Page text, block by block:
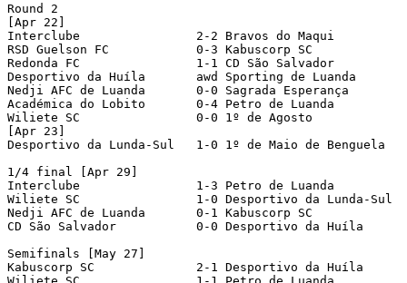
Round 2
[Apr 22]
Interclube		  2-2 Bravos do Maqui		[3-2 pen]
RSD Guelson FC		  0-3 Kabuscorp SC
Redonda FC		  1-1 CD São Salvador	 	[9-10 pen]
Desportivo da Huíla	  awd Sporting de Luanda	[3-0 awarded; Sporting Luanda dns]
Nedji AFC de Luanda	  0-0 Sagrada Esperança	  	[3-1 pen]
Académica do Lobito	  0-4 Petro de Luanda		[at Luanda]
Wiliete SC		  0-0 1º de Agosto		[4-3 pen]
[Apr 23]
Desportivo da Lunda-Sul   1-0 1º de Maio de Benguela	[at Dundo]
1/4 final [Apr 29]
Interclube		  1-3 Petro de Luanda
Wiliete SC		  1-0 Desportivo da Lunda-Sul
Nedji AFC de Luanda	  0-1 Kabuscorp SC
CD São Salvador	 	  0-0 Desportivo da Huíla	[1-3 pen]
Semifinals [May 27]
Kabuscorp SC	  	  2-1 Desportivo da Huíla